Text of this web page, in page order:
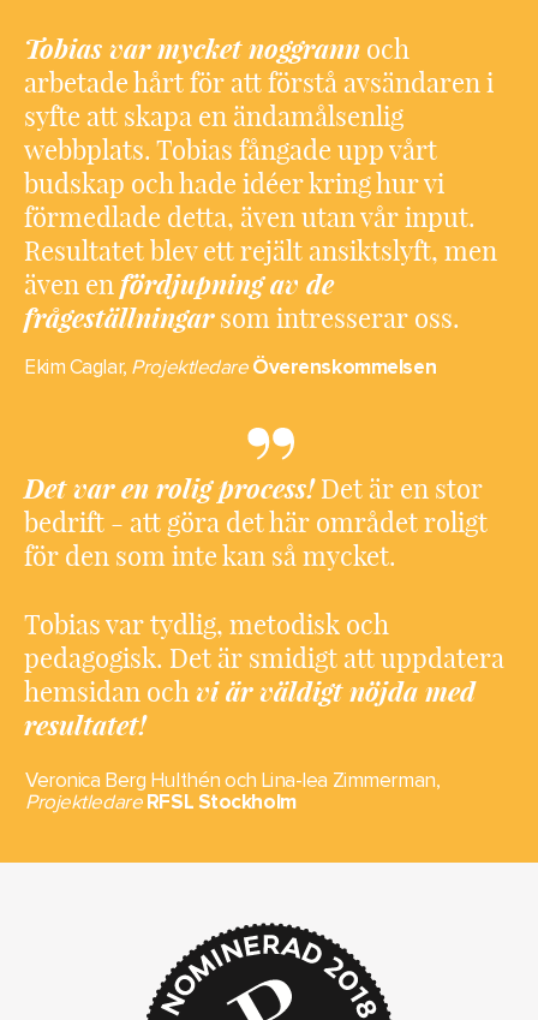
Tobias var mycket noggrann och
arbetade hårt för att förstå avsändaren i
syfte att skapa en ändamålsenlig
webbplats. Tobias fångade upp vårt
budskap och hade idéer kring hur vi
förmedlade detta, även utan vår input.
Resultatet blev ett rejält ansiktslyft, men
även enfördjupning av de
frågeställningarsom intresserar oss.
Ekim Caglar, Projektledare Överenskommelsen
Det var en rolig process!Det är en stor
bedrift - att göra det här området roligt
för den som inte kan så mycket.
Tobias var tydlig, metodisk och
pedagogisk. Det är smidigt att uppdatera
hemsidan ochvi är väldigt nöjda med
resultatet!
Veronica Berg Hulthén och Lina-lea Zimmerman,
Projektledare RFSL Stockholm